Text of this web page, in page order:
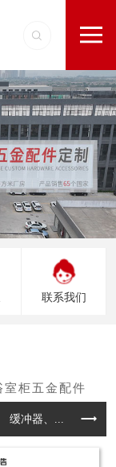
联系我们
缓冲器、... 拉手